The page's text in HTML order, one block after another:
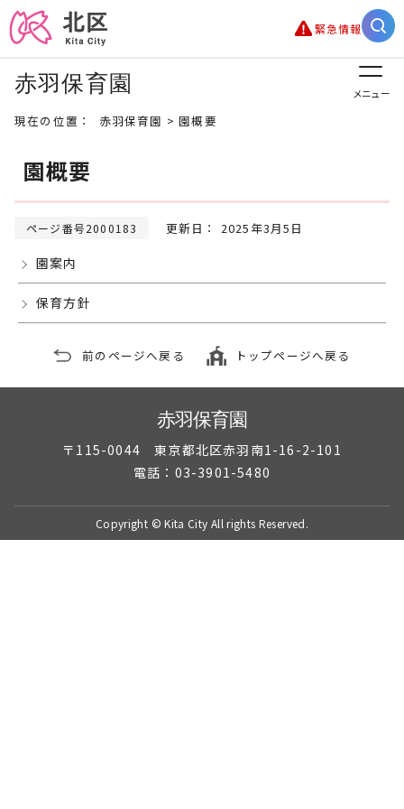
緊急情報
赤羽保育園 メニュー
現在の位置： 赤羽保育園 > 園概要
園概要
ページ番号2000183 更新日： 2025年3月5日
園案内
保育方針
前のページへ戻る トップページへ戻る
赤羽保育園
〒115-0044 東京都北区赤羽南1-16-2-101
電話：03-3901-5480
Copyright © Kita City All rights Reserved.